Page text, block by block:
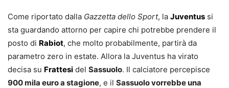
Come riportato dalla Gazzetta dello Sport, la Juventus si
sta guardando attorno per capire chi potrebbe prendere il
posto di Rabiot, che molto probabilmente, partirà da
parametro zero in estate. Allora la Juventus ha virato
decisa su Frattesi del Sassuolo. Il calciatore percepisce
900 mila euro a stagione, e il Sassuolo vorrebbe una